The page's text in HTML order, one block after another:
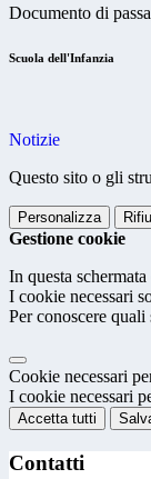
Documento di
Scuola dell'Infanzia
Notizie
Questo sito o gli
Personalizza
Gestione cookie
In questa
I cookie necessari
Per conoscere
Cookie necessari
I cookie necessari
Accetta tutti
Contatti